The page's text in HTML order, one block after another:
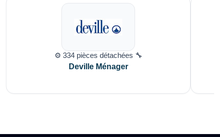
⚙️ 334 pièces détachées 🔧
Deville Ménager